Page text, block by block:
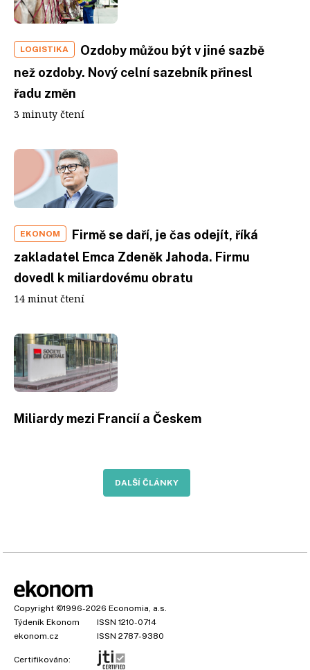
LOGISTIKA
Ozdoby můžou být v jiné sazbě
než ozdoby. Nový celní sazebník přinesl
řadu změn
3 minuty čtení
EKONOM
Firmě se daří, je čas odejít, říká
zakladatel Emca Zdeněk Jahoda. Firmu
dovedl k mi­liardovému obratu
14 minut čtení
Miliardy mezi Francií a Českem
DALŠÍ ČLÁNKY
Copyright ©1996-2026 Economia, a.s.
Týdeník Ekonom
ISSN 1210-0714
ekonom.cz
ISSN 2787-9380
Certifikováno: